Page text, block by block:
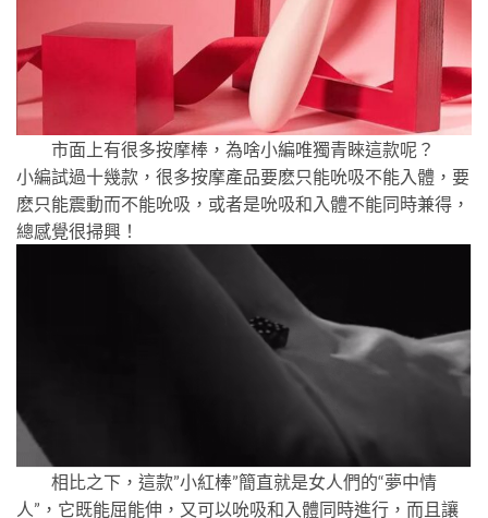
市面上有很多按摩棒，為啥小編唯獨青睞這款呢？
小編試過十幾款，很多按摩產品要麽只能吮吸不能入體，要
麽只能震動而不能吮吸，或者是吮吸和入體不能同時兼得，
總感覺很掃興！
相比之下，這款”小紅棒”簡直就是女人們的“夢中情
人”，它既能屈能伸，又可以吮吸和入體同時進行，而且讓